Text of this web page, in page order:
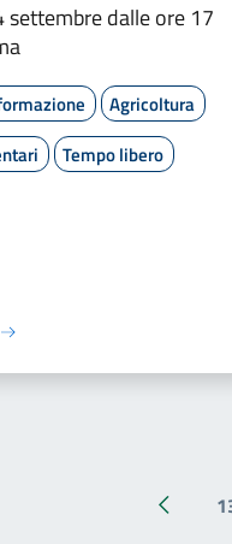
settembre dalle ore 17
Agricoltura
Tempo libero
Pagina